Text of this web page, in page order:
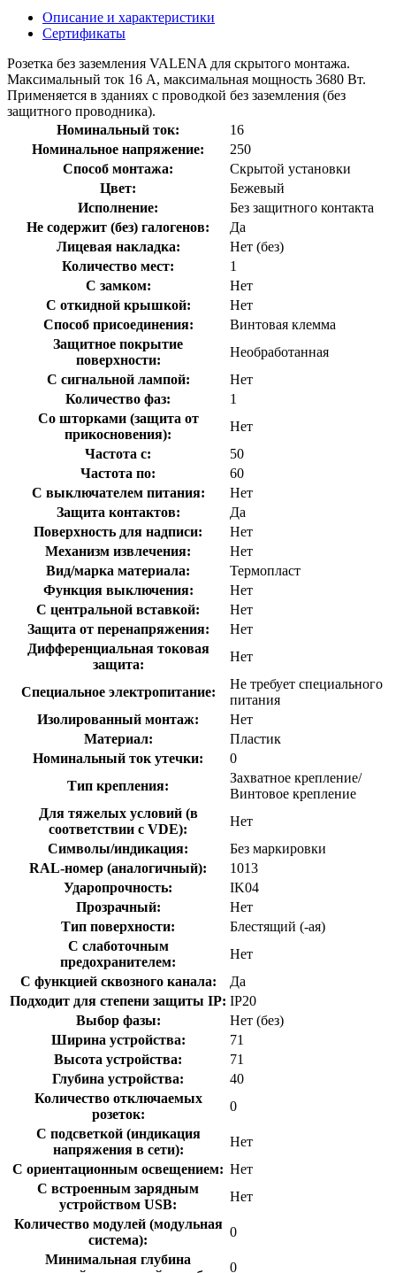
Описание и характеристики
Сертификаты
Розетка без заземления VALENA для скрытого монтажа.
Максимальный ток 16 А, максимальная мощность 3680 Вт.
Применяется в зданиях с проводкой без заземления (без
защитного проводника).
Номинальный ток:
16
Номинальное напряжение:
250
Способ монтажа:
Скрытой установки
Цвет:
Бежевый
Исполнение:
Без защитного контакта
Не содержит (без) галогенов:
Да
Лицевая накладка:
Нет (без)
Количество мест:
1
С замком:
Нет
С откидной крышкой:
Нет
Способ присоединения:
Винтовая клемма
Защитное покрытие
поверхности:
Необработанная
С сигнальной лампой:
Нет
Количество фаз:
1
Со шторками (защита от
прикосновения):
Нет
Частота с:
50
Частота по:
60
С выключателем питания:
Нет
Защита контактов:
Да
Поверхность для надписи:
Нет
Механизм извлечения:
Нет
Вид/марка материала:
Термопласт
Функция выключения:
Нет
С центральной вставкой:
Нет
Защита от перенапряжения:
Нет
Дифференциальная токовая
защита:
Нет
Cпециальное электропитание:
Не требует специального
питания
Изолированный монтаж:
Нет
Материал:
Пластик
Номинальный ток утечки:
0
Тип крепления:
Захватное крепление/
Винтовое крепление
Для тяжелых условий (в
соответствии с VDE):
Нет
Символы/индикация:
Без маркировки
RAL-номер (аналогичный):
1013
Ударопрочность:
IK04
Прозрачный:
Нет
Тип поверхности:
Блестящий (-ая)
С слаботочным
предохранителем:
Нет
С функцией сквозного канала:
Да
Подходит для степени защиты IP: IP20
Выбор фазы:
Нет (без)
Ширина устройства:
71
Высота устройства:
71
Глубина устройства:
40
Количество отключаемых
розеток:
0
С подсветкой (индикация
напряжения в сети):
Нет
С ориентационным освещением: Нет
С встроенным зарядным
устройством USB:
Нет
Количество модулей (модульная
система):
0
Минимальная глубина
0